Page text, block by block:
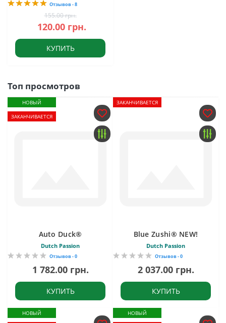
Отзывов - 8
155.00 грн.
120.00 грн.
КУПИТЬ
Топ просмотров
НОВЫЙ
ЗАКАНЧИВАЕТСЯ
Auto Duck®
Dutch Passion
Отзывов - 0
1 782.00 грн.
КУПИТЬ
ЗАКАНЧИВАЕТСЯ
Blue Zushi® NEW!
Dutch Passion
Отзывов - 0
2 037.00 грн.
КУПИТЬ
НОВЫЙ
НОВЫЙ